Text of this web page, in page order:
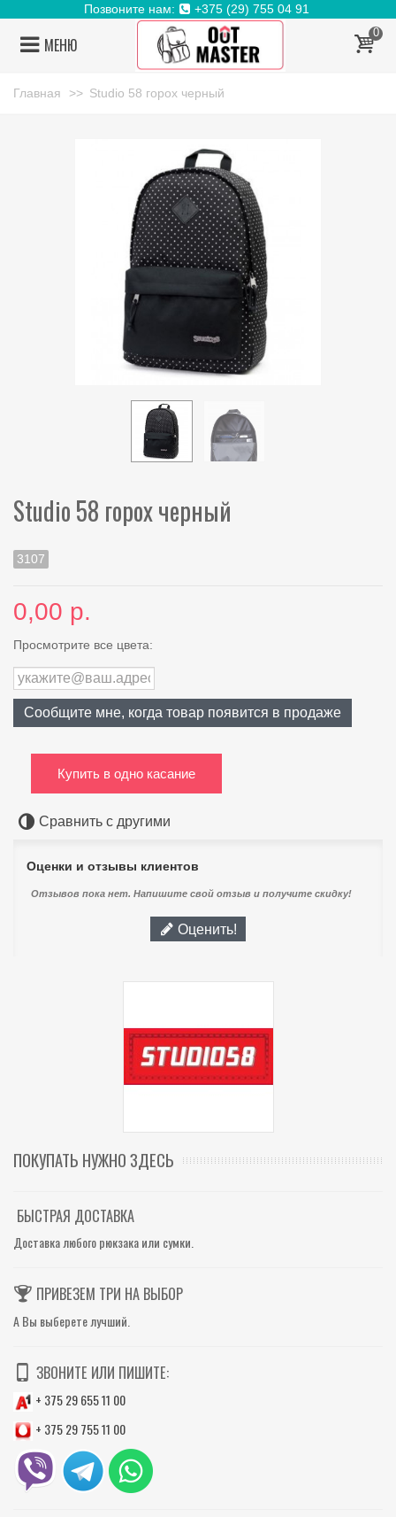
Позвоните нам: +375 (29) 755 04 91
МЕНЮ
0
Главная >> Studio 58 горох черный
Studio 58 горох черный
3107
0,00 р.
Просмотрите все цвета:
Сообщите мне, когда товар появится в продаже
Купить в одно касание
Сравнить с другими
Оценки и отзывы клиентов
Отзывов пока нет. Напишите свой отзыв и получите скидку!
Оценить!
ПОКУПАТЬ НУЖНО ЗДЕСЬ
БЫСТРАЯ ДОСТАВКА
Доставка любого рюкзака или сумки.
ПРИВЕЗЕМ ТРИ НА ВЫБОР
А Вы выберете лучший.
ЗВОНИТЕ ИЛИ ПИШИТЕ:
+ 375 29 655 11 00
+ 375 29 755 11 00